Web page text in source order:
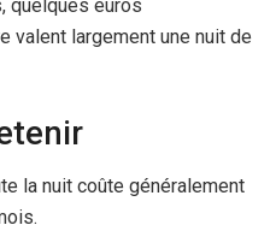
quelques euros
valent largement une nuit de
la nuit coûte généralement